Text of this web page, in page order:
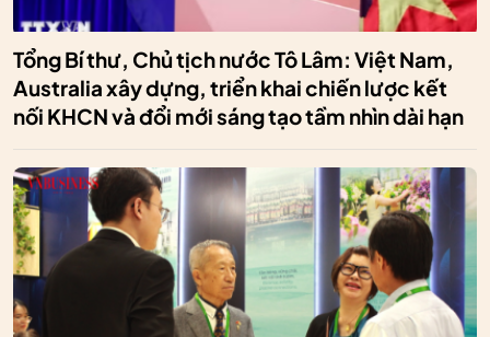
Tổng Bí thư, Chủ tịch nước Tô Lâm: Việt Nam,
Australia xây dựng, triển khai chiến lược kết
nối KHCN và đổi mới sáng tạo tầm nhìn dài hạn